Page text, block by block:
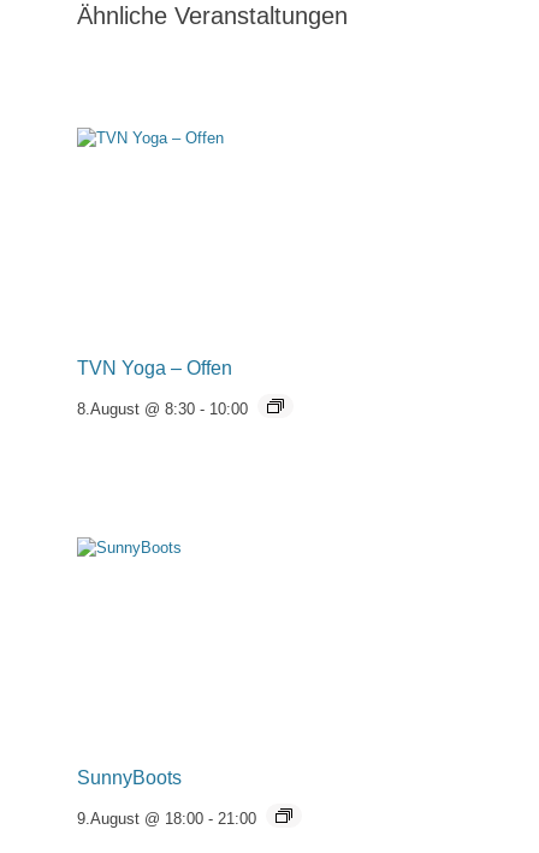
Ähnliche Veranstaltungen
TVN Yoga – Offen
8.August @ 8:30 - 10:00
SunnyBoots
9.August @ 18:00 - 21:00